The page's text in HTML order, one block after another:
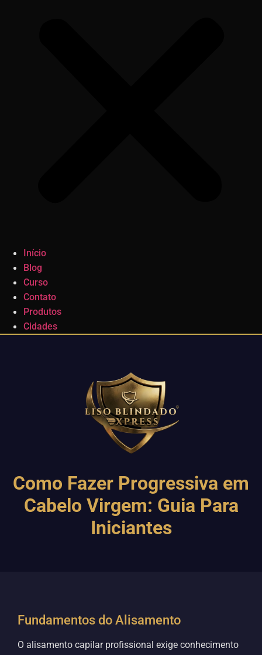
Início
Blog
Curso
Contato
Produtos
Cidades
Como Fazer Progressiva em
Cabelo Virgem: Guia Para
Iniciantes
Fundamentos do Alisamento
O alisamento capilar profissional exige conhecimento